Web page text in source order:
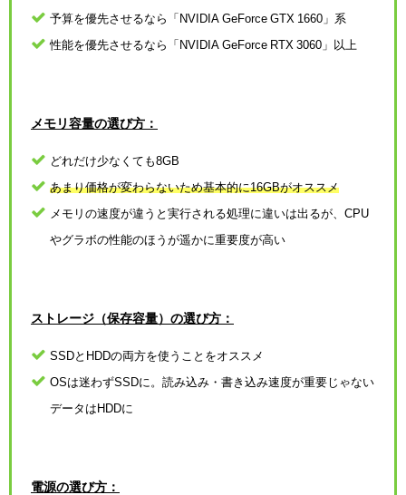
予算を優先させるなら「NVIDIA GeForce GTX 1660」系
性能を優先させるなら「NVIDIA GeForce RTX 3060」以上
メモリ容量の選び方：
どれだけ少なくても8GB
あまり価格が変わらないため基本的に16GBがオススメ
メモリの速度が違うと実行される処理に違いは出るが、CPU
やグラボの性能のほうが遥かに重要度が高い
ストレージ（保存容量）の選び方：
SSDとHDDの両方を使うことをオススメ
OSは迷わずSSDに。読み込み・書き込み速度が重要じゃない
データはHDDに
電源の選び方：